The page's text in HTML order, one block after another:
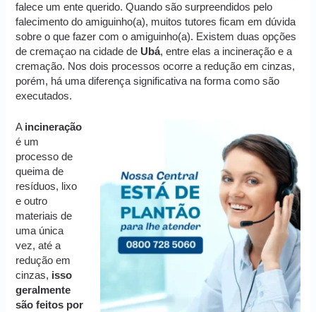
falece um ente querido. Quando são surpreendidos pelo
falecimento do amiguinho(a), muitos tutores ficam em dúvida
sobre o que fazer com o amiguinho(a). Existem duas opções
de cremaçao na cidade de Ubá, entre elas a incineração e a
cremação. Nos dois processos ocorre a redução em cinzas,
porém, há uma diferença significativa na forma como são
executados.
A incineração
é um
processo de
queima de
resíduos, lixo
e outro
materiais de
uma única
vez, até a
redução em
cinzas, isso
geralmente
são feitos por